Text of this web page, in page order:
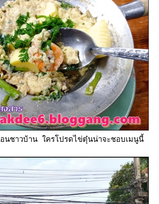
นชาวบ้าน ใครโปรดไข่ตุ๋นน่าจะชอบเมนูนี้